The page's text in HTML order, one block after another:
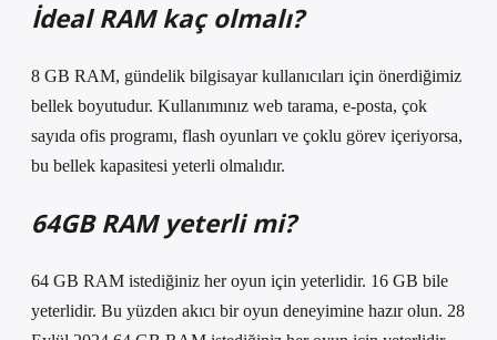
İdeal RAM kaç olmalı?
8 GB RAM, gündelik bilgisayar kullanıcıları için önerdiğimiz
bellek boyutudur. Kullanımınız web tarama, e-posta, çok
sayıda ofis programı, flash oyunları ve çoklu görev içeriyorsa,
bu bellek kapasitesi yeterli olmalıdır.
64GB RAM yeterli mi?
64 GB RAM istediğiniz her oyun için yeterlidir. 16 GB bile
yeterlidir. Bu yüzden akıcı bir oyun deneyimine hazır olun. 28